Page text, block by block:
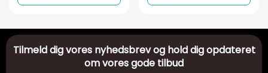
Tilmeld dig vores nyhedsbrev og hold dig opdateret
om vores gode tilbud